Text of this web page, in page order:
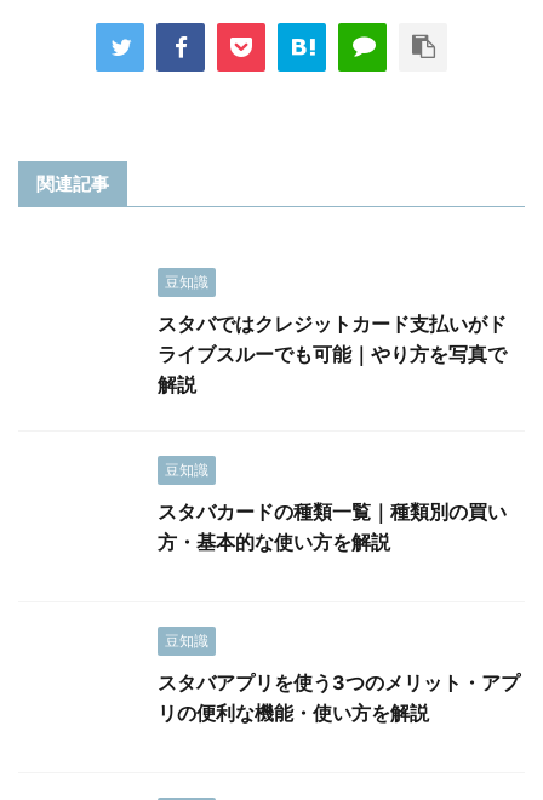
関連記事
豆知識
スタバではクレジットカード支払いがド
ライブスルーでも可能｜やり方を写真で
解説
豆知識
スタバカードの種類一覧｜種類別の買い
方・基本的な使い方を解説
豆知識
スタバアプリを使う3つのメリット・アプ
リの便利な機能・使い方を解説